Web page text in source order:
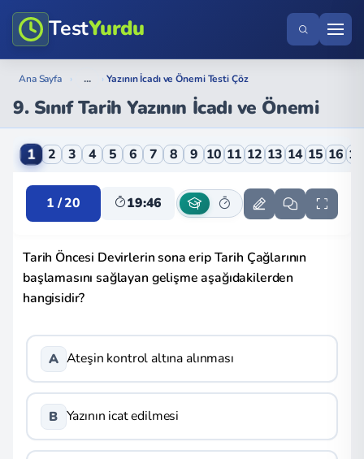
TestYurdu
Ana Sayfa › ... › Yazının İcadı ve Önemi Testi Çöz
9. Sınıf Tarih Yazının İcadı ve Önemi
9. Sınıf Tarih Yazının İcadı ve Önemi Online Testi
1 2 3 4 5 6 7 8 9 10 11 12 13 14 15 16 17
1 / 20 19:46
Tarih Öncesi Devirlerin sona erip Tarih Çağlarının
başlamasını sağlayan gelişme aşağıdakilerden
hangisidir?
A Ateşin kontrol altına alınması
B Yazının icat edilmesi